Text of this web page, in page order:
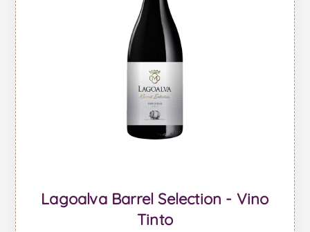
Lagoalva Barrel Selection - Vino
Tinto